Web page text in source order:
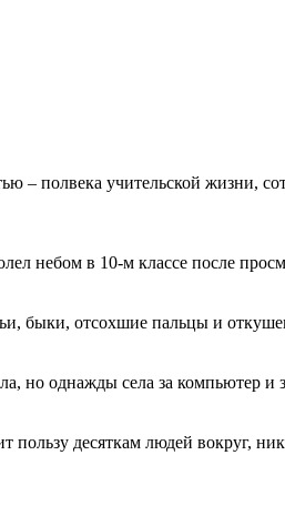
полвека учительской жизни,
небом в 10-м классе после
быки, отсохшие пальцы и
но однажды села за компьютер
пользу десяткам людей вокруг,